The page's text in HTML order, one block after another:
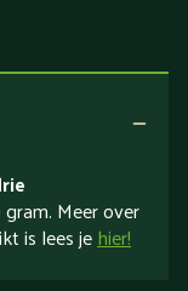
Meer over
is lees jehier!